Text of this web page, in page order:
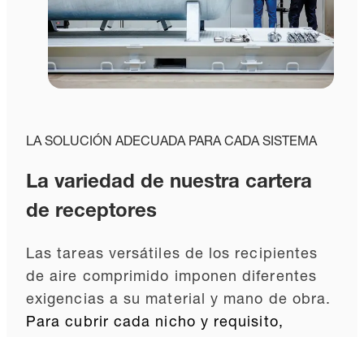
LA SOLUCIÓN ADECUADA PARA CADA SISTEMA
La variedad de nuestra cartera
de receptores
Las tareas versátiles de los recipientes
de aire comprimido imponen diferentes
exigencias a su material y mano de obra.
Para cubrir cada nicho y requisito,